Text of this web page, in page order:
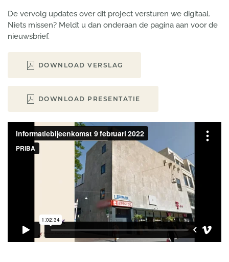
De vervolg updates over dit project versturen we digitaal.
Niets missen? Meldt u dan onderaan de pagina aan voor de
nieuwsbrief.
DOWNLOAD VERSLAG
DOWNLOAD PRESENTATIE